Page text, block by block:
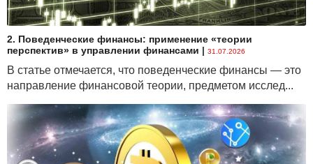
2. Поведенческие финансы: применение «теории
перспектив» в управлении финансами | 31.07.2026
В статье отмечается, что поведенческие финансы — это
направление финансовой теории, предметом исслед...